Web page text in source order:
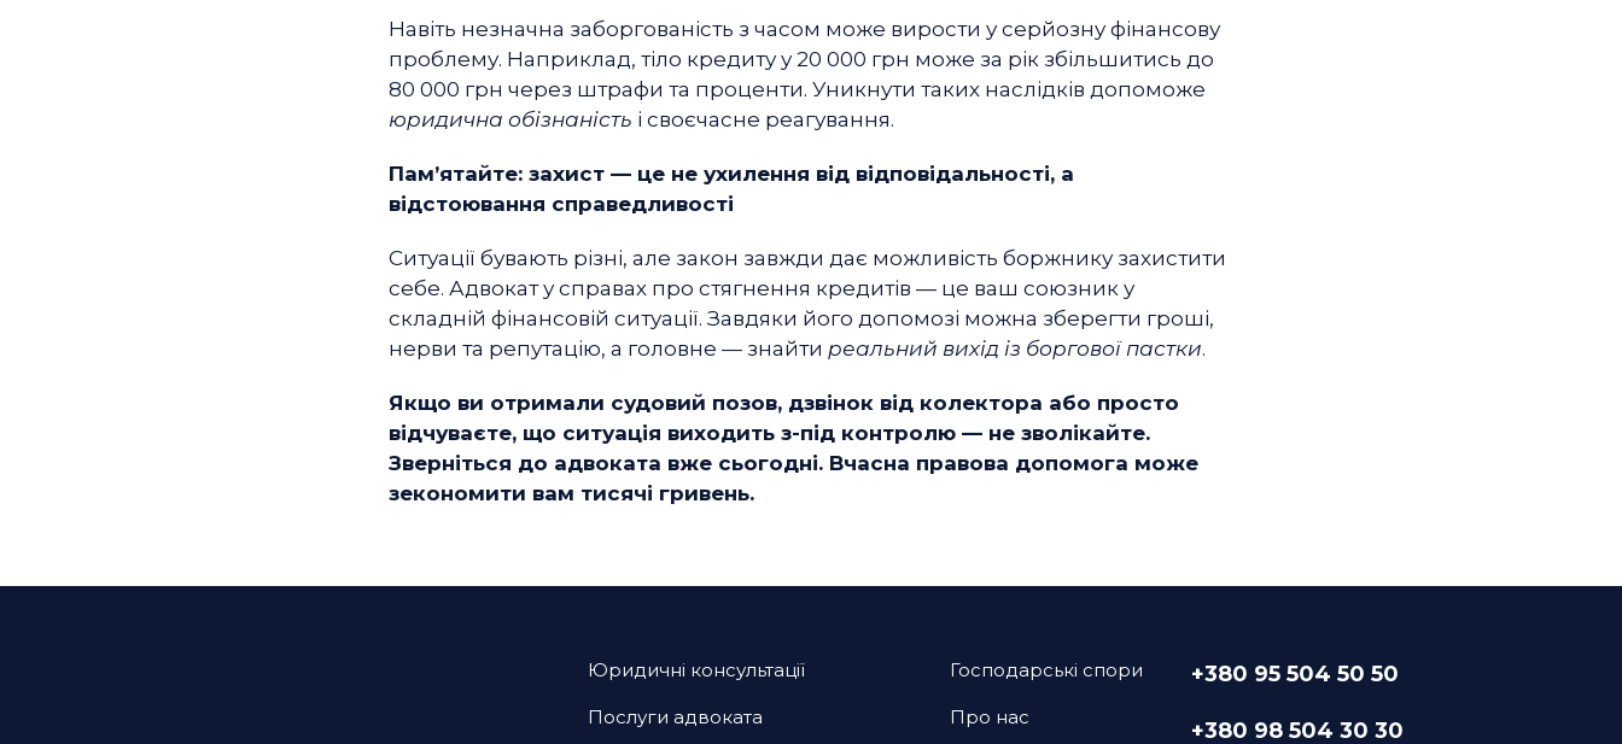
Навіть незначна заборгованість з часом може вирости у серйозну фінансову
проблему. Наприклад, тіло кредиту у 20 000 грн може за рік збільшитись до
80 000 грн через штрафи та проценти. Уникнути таких наслідків допоможе
юридична обізнаність і своєчасне реагування.
Пам’ятайте: захист — це не ухилення від відповідальності, а
відстоювання справедливості
Ситуації бувають різні, але закон завжди дає можливість боржнику захистити
себе. Адвокат у справах про стягнення кредитів — це ваш союзник у
складній фінансовій ситуації. Завдяки його допомозі можна зберегти гроші,
нерви та репутацію, а головне — знайти реальний вихід із боргової пастки.
Якщо ви отримали судовий позов, дзвінок від колектора або просто
відчуваєте, що ситуація виходить з-під контролю — не зволікайте.
Зверніться до адвоката вже сьогодні. Вчасна правова допомога може
зекономити вам тисячі гривень.
Юридичні консультації
Послуги адвоката
Господарські спори
Про нас
+380 95 504 50 50
+380 98 504 30 30